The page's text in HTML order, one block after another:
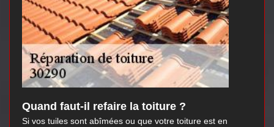
Quand faut-il refaire la toiture ?
Si vos tuiles sont abîmées ou que votre toiture est en